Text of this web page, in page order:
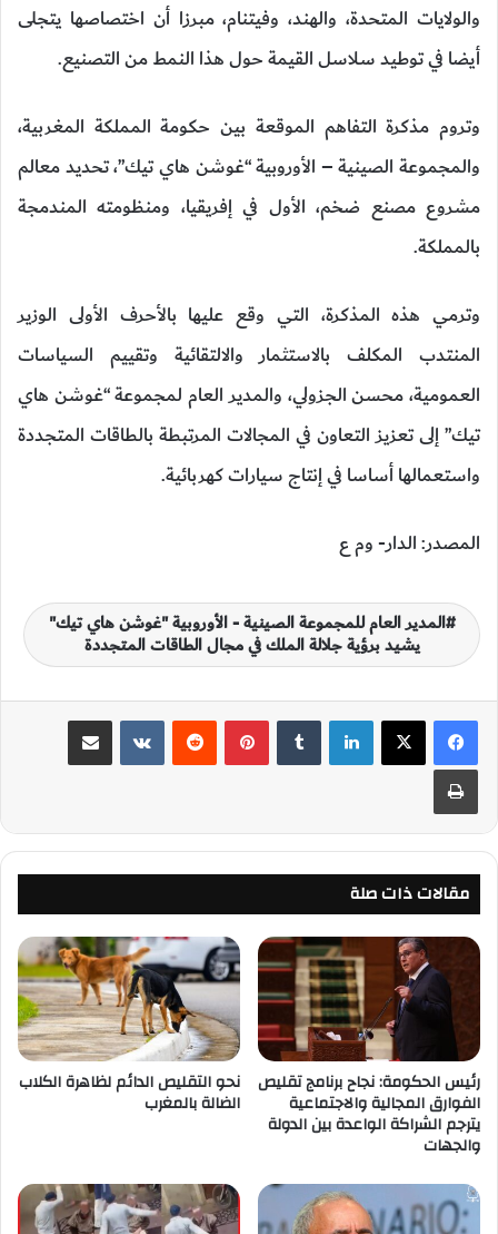
والولايات المتحدة، والهند، وفيتنام، مبرزا أن اختصاصها يتجلى
أيضا في توطيد سلاسل القيمة حول هذا النمط من التصنيع.
وتروم مذكرة التفاهم الموقعة بين حكومة المملكة المغربية،
والمجموعة الصينية – الأوروبية “غوشن هاي تيك”، تحديد معالم
مشروع مصنع ضخم، الأول في إفريقيا، ومنظومته المندمجة
بالمملكة.
وترمي هذه المذكرة، التي وقع عليها بالأحرف الأولى الوزير
المنتدب المكلف بالاستثمار والالتقائية وتقييم السياسات
العمومية، محسن الجزولي، والمدير العام لمجموعة “غوشن هاي
تيك” إلى تعزيز التعاون في المجالات المرتبطة بالطاقات المتجددة
واستعمالها أساسا في إنتاج سيارات كهربائية.
المصدر: الدار- وم ع
المدير العام للمجموعة الصينية - الأوروبية "غوشن هاي تيك"
يشيد برؤية جلالة الملك في مجال الطاقات المتجددة
لينكدإن بينتيريست
مقالات ذات صلة
رئيس الحكومة: نجاح برنامج تقليص
الفوارق المجالية والاجتماعية
يترجم الشراكة ‏الواعدة بين الدولة
والجهات ‏
نحو التقليص الدائم لظاهرة الكلاب
الضالة بالمغرب